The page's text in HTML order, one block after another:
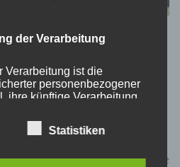
dir vom Leben?
am April 17, 2023
again.“Als Kind bekommen wir oft
sollen unseren Traum Leben, die
der Verarbeitung
Verarbeitung ist die
personenbezogener
ihre künftige Verarbeitung
Statistiken